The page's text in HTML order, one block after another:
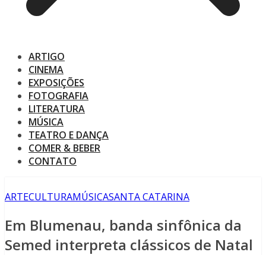
ARTIGO
CINEMA
EXPOSIÇÕES
FOTOGRAFIA
LITERATURA
MÚSICA
TEATRO E DANÇA
COMER & BEBER
CONTATO
ARTECULTURAMÚSICASANTA CATARINA
Em Blumenau, banda sinfônica da
Semed interpreta clássicos de Natal